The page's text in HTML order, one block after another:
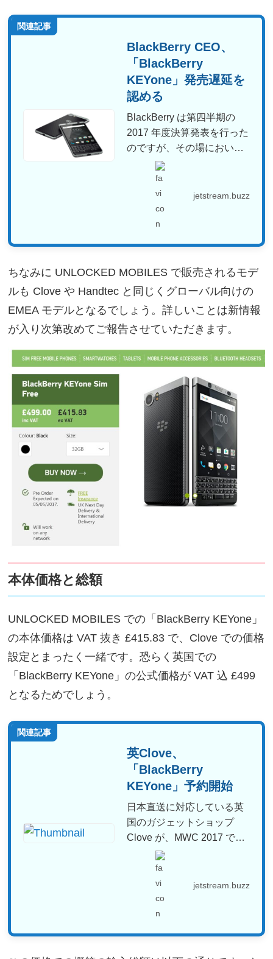
関連記事
BlackBerry CEO、
「BlackBerry
KEYone」発売遅延を
認める
BlackBerry は第四半期の
2017 年度決算発表を行った
のですが、その場において
CEO ...
jetstream.buzz
ちなみに UNLOCKED MOBILES で販売されるモデ
ルも Clove や Handtec と同じくグローバル向けの
EMEA モデルとなるでしょう。詳しいことは新情報
が入り次第改めてご報告させていただきます。
本体価格と総額
UNLOCKED MOBILES での「BlackBerry KEYone」
の本体価格は VAT 抜き £415.83 で、Clove での価格
設定とまったく一緒です。恐らく英国での
「BlackBerry KEYone」の公式価格が VAT 込 £499
となるためでしょう。
関連記事
英Clove、
「BlackBerry
KEYone」予約開始
日本直送に対応している英
国のガジェットショップ
Clove が、MWC 2017 で
BlackBe...
jetstream.buzz